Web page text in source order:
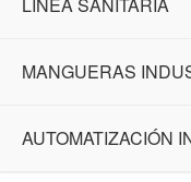
MANGUERAS
AUTOMATIZACIÓN